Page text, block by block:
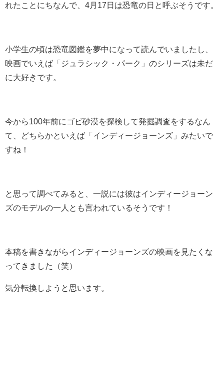
れたことにちなんで、4月17日は恐竜の日と呼ぶそうです。
小学生の頃は恐竜図鑑を夢中になって読んでいましたし、
映画でいえば「ジュラシック・パーク」のシリーズは未だ
に大好きです。
今から100年前にゴビ砂漠を探検して発掘調査をするなん
て、どちらかといえば「インディージョーンズ」みたいで
すね！
と思って調べてみると、一説には彼はインディージョーン
ズのモデルの一人とも言われているそうです！
本稿を書きながらインディージョーンズの映画を見たくな
ってきました（笑）
気分転換しようと思います。